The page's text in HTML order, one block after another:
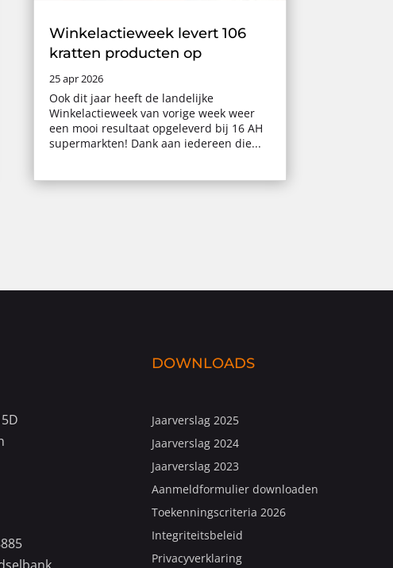
Winkelactieweek levert 106
kratten producten op
25 apr 2026
Ook dit jaar heeft de landelijke
Winkelactieweek van vorige week weer
een mooi resultaat opgeleverd bij 16 AH
supermarkten! Dank aan iedereen die...
DOWNLOADS
Jaarverslag 2025
Jaarverslag 2024
Jaarverslag 2023
Aanmeldformulier downloaden
Toekenningscriteria 2026
Integriteitsbeleid
Privacyverklaring